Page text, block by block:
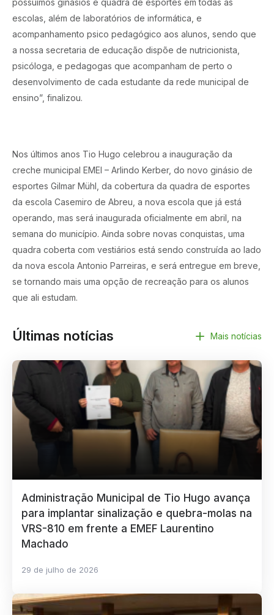
possuímos ginásios e quadra de esportes em todas as
escolas, além de laboratórios de informática, e
acompanhamento psico pedagógico aos alunos, sendo que
a nossa secretaria de educação dispõe de nutricionista,
psicóloga, e pedagogas que acompanham de perto o
desenvolvimento de cada estudante da rede municipal de
ensino”, finalizou.
Nos últimos anos Tio Hugo celebrou a inauguração da
creche municipal EMEI – Arlindo Kerber, do novo ginásio de
esportes Gilmar Mühl, da cobertura da quadra de esportes
da escola Casemiro de Abreu, a nova escola que já está
operando, mas será inaugurada oficialmente em abril, na
semana do município. Ainda sobre novas conquistas, uma
quadra coberta com vestiários está sendo construída ao lado
da nova escola Antonio Parreiras, e será entregue em breve,
se tornando mais uma opção de recreação para os alunos
que ali estudam.
Últimas notícias Mais notícias
Administração Municipal de Tio Hugo avança
para implantar sinalização e quebra-molas na
VRS-810 em frente a EMEF Laurentino
Machado
29 de julho de 2026